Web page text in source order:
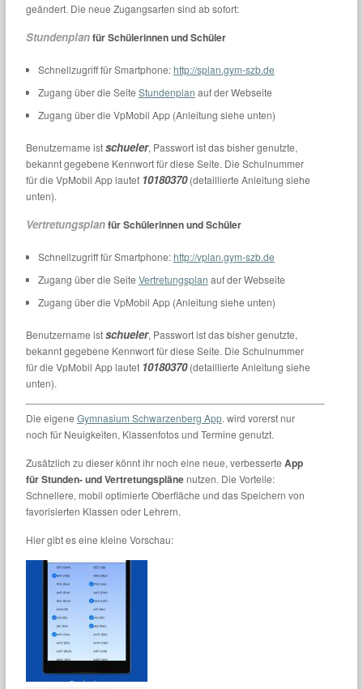
geändert. Die neue Zugangsarten sind ab sofort:
Stundenplanfür Schülerinnen und Schüler
Schnellzugriff für Smartphone:http://splan.gym-szb.de
Zugang über die Seite Stundenplan auf der Webseite
Zugang über die VpMobil App (Anleitung siehe unten)
Benutzername istschueler, Passwort ist das bisher genutzte,
bekannt gegebene Kennwort für diese Seite. Die Schulnummer
für die VpMobil App lautet 10180370(detaillierte Anleitung siehe
unten).
Vertretungsplanfür Schülerinnen und Schüler
Schnellzugriff für Smartphone:http://vplan.gym-szb.de
Zugang über die Seite Vertretungsplan auf der Webseite
Zugang über die VpMobil App (Anleitung siehe unten)
Benutzername istschueler, Passwort ist das bisher genutzte,
bekannt gegebene Kennwort für diese Seite. Die Schulnummer
für die VpMobil App lautet 10180370(detaillierte Anleitung siehe
unten).
Die eigene Gymnasium Schwarzenberg App. wird vorerst nur
noch für Neuigkeiten, Klassenfotos und Termine genutzt.
Zusätzlich zu dieser könnt ihr noch eine neue, verbesserte App
für Stunden- und Vertretungsplänenutzen. Die Vorteile:
Schnellere, mobil optimierte Oberfläche und das Speichern von
favorisierten Klassen oder Lehrern.
Hier gibt es eine kleine Vorschau: